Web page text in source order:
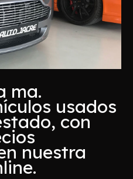
ma.
usados
con
nuestra